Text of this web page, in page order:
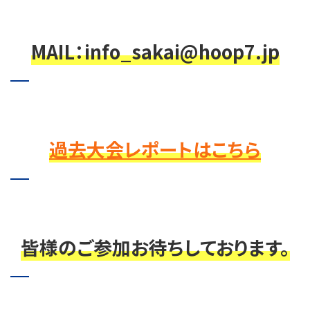
MAIL：info_sakai@hoop7.jp
過去大会レポートはこちら
皆様のご参加お待ちしております。